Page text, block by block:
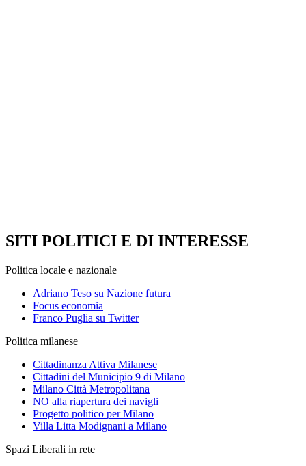
SITI POLITICI E DI INTERESSE
Politica locale e nazionale
Adriano Teso su Nazione futura
Focus economia
Franco Puglia su Twitter
Politica milanese
Cittadinanza Attiva Milanese
Cittadini del Municipio 9 di Milano
Milano Città Metropolitana
NO alla riapertura dei navigli
Progetto politico per Milano
Villa Litta Modignani a Milano
Spazi Liberali in rete